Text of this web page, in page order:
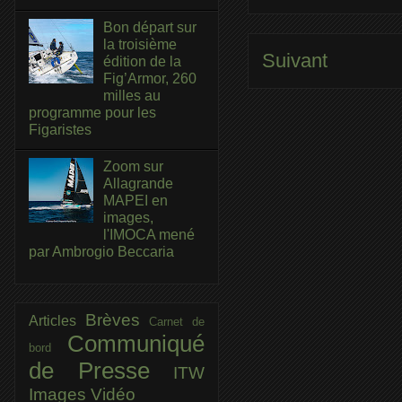
Suivant
Bon départ sur
la troisième
édition de la
Fig’Armor, 260
milles au
programme pour les
Figaristes
Zoom sur
Allagrande
MAPEI en
images,
l'IMOCA mené
par Ambrogio Beccaria
Articles BrèvesCarnet de
bord Communiqué
de Presse
ITW
Images Vidéo